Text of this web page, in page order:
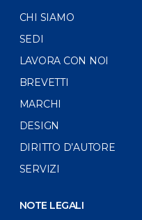
CHI SIAMO
SEDI
LAVORA CON NOI
BREVETTI
MARCHI
DESIGN
DIRITTO D’AUTORE
SERVIZI
NOTE LEGALI